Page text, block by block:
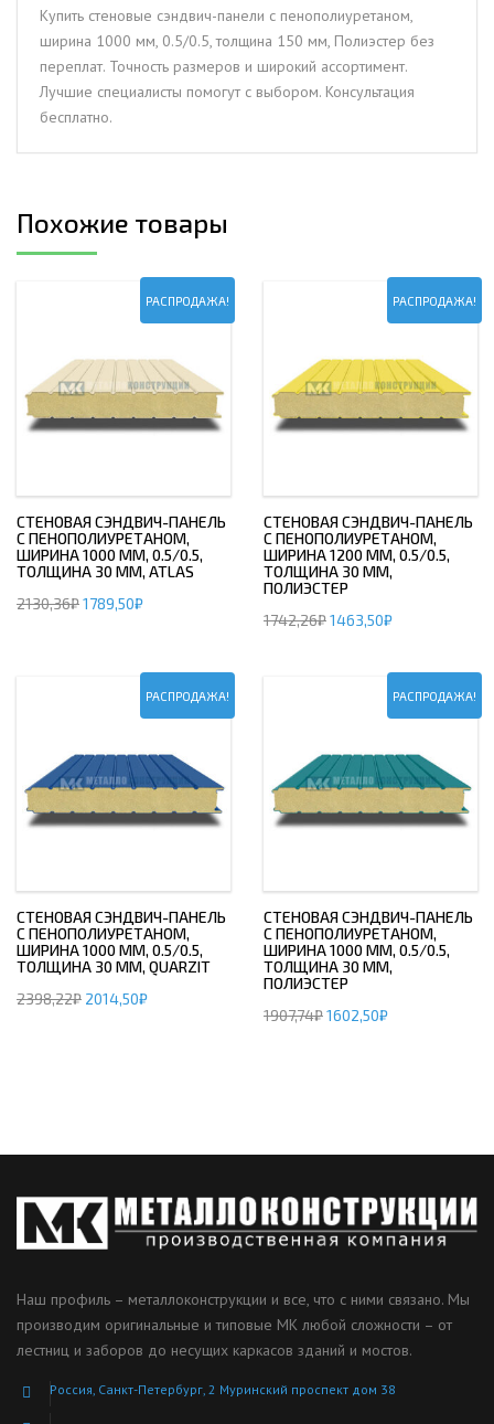
0.5/0.5,
толщина
150
Полиэстер
Купить стеновые сэндвич-панели с пенополиуретаном,
ширина 1000 мм, 0.5/0.5, толщина 150 мм, Полиэстер без
переплат. Точность размеров и широкий ассортимент.
Лучшие специалисты помогут с выбором. Консультация
бесплатно.
Похожие товары
РАСПРОДАЖА!
СТЕНОВАЯ СЭНДВИЧ-ПАНЕЛЬ
С ПЕНОПОЛИУРЕТАНОМ,
ШИРИНА 1000 ММ, 0.5/0.5,
ТОЛЩИНА 30 ММ, ATLAS
2130,36₽1789,50₽
РАСПРОДАЖА!
СТЕНОВАЯ СЭНДВИЧ-ПАНЕЛЬ
С ПЕНОПОЛИУРЕТАНОМ,
ШИРИНА 1200 ММ, 0.5/0.5,
ТОЛЩИНА 30 ММ,
ПОЛИЭСТЕР
1742,26₽1463,50₽
РАСПРОДАЖА!
СТЕНОВАЯ СЭНДВИЧ-ПАНЕЛЬ
С ПЕНОПОЛИУРЕТАНОМ,
ШИРИНА 1000 ММ, 0.5/0.5,
ТОЛЩИНА 30 ММ, QUARZIT
2398,22₽ 2014,50₽
РАСПРОДАЖА!
СТЕНОВАЯ СЭНДВИЧ-ПАНЕЛЬ
С ПЕНОПОЛИУРЕТАНОМ,
ШИРИНА 1000 ММ, 0.5/0.5,
ТОЛЩИНА 30 ММ,
ПОЛИЭСТЕР
1907,74₽1602,50₽
Наш профиль – металлоконструкции и все, что с ними связано. Мы
производим оригинальные и типовые МК любой сложности – от
лестниц и заборов до несущих каркасов зданий и мостов.
Россия, Санкт-Петербург, 2 Муринский проспект дом 38